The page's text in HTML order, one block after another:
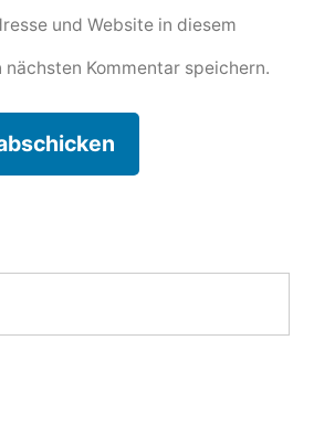
und Website in diesem
Kommentar speichern.